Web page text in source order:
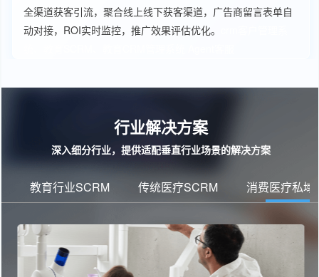
全渠道获客引流，聚合线上线下获客渠道，广告商留言表单自
动对接，ROI实时监控，推广效果评估优化。
行业解决方案
深入细分行业，提供适配垂直行业场景的解决方案
教育行业SCRM 传统医疗SCRM 消费医疗私域